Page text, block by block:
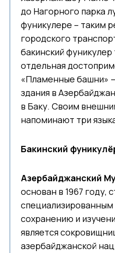
до Нагорного парка
фуникулере – таким
городского
бакинский
отдельная
«Пламенные башни»
здания в
в Баку. Своим
напоминают три
Бакинский
Азербайджанский
основан в 1967 году,
сохранению и
является
азербайджанской